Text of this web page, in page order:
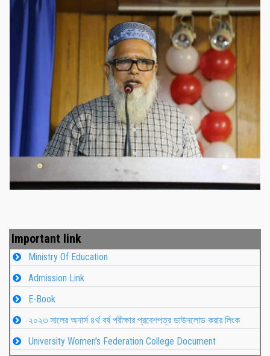
নবীনবরণ - ২০২৫
Important link
Ministry Of Education
Admission Link
E-Book
২০২৩ সালের অনার্স ৪র্থ বর্ষ পরীক্ষার প্রবেশপত্র ডাউনলোড করার লিংক
University Women's Federation College Document